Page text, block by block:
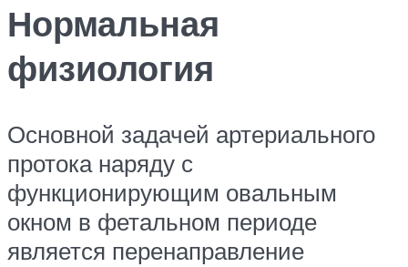
Нормальная
физиология
Основной задачей артериального
протока наряду с
функционирующим овальным
окном в фетальном периоде
является перенаправление